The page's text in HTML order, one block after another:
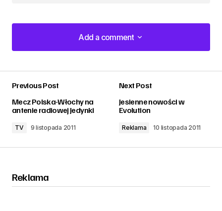
Add a comment
Add a comment
Previous Post
Mecz Polska-Włochy na
antenie radiowej Jedynki
TV 9 listopada 2011
Next Post
Jesienne nowości w
Evolution
Reklama 10 listopada 2011
Reklama